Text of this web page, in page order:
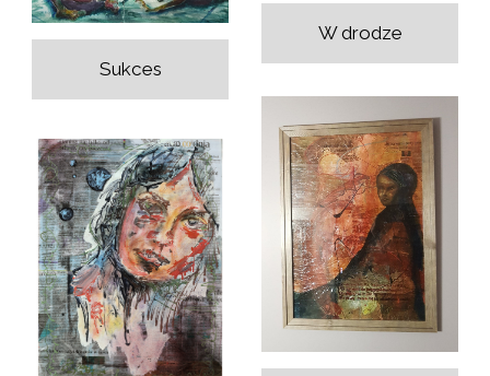
W drodze
Sukces